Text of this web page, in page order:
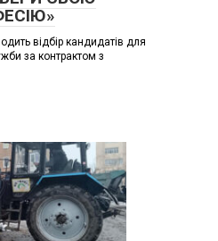
відбір кандидатів для
за контрактом з